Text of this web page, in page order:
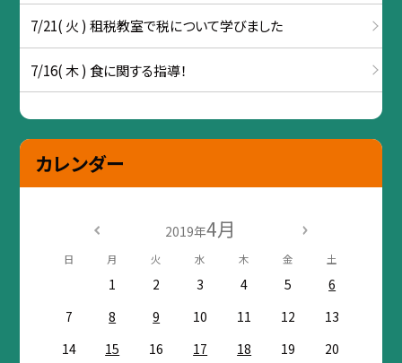
7/21( 火 ) 租税教室で税について学びました
7/16( 木 ) 食に関する指導！
カレンダー
2019年4月
日 月 火 水 木 金 土
1 2 3 4 5
6
7
8 9 10 11 12
13
14
15 16 17 18 19
20